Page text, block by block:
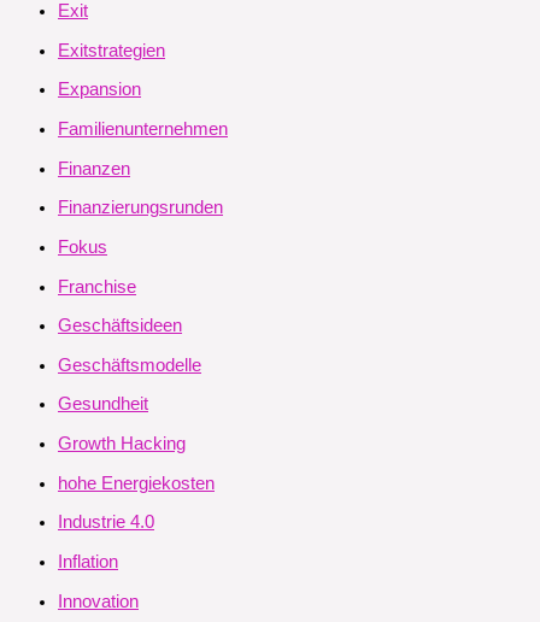
Exit
Exitstrategien
Expansion
Familienunternehmen
Finanzen
Finanzierungsrunden
Fokus
Franchise
Geschäftsideen
Geschäftsmodelle
Gesundheit
Growth Hacking
hohe Energiekosten
Industrie 4.0
Inflation
Innovation